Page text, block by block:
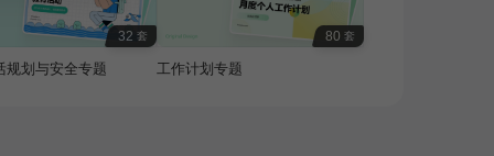
32 套
规划与安全专题
80 套
工作计划专题